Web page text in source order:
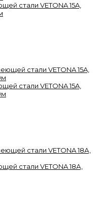
стали VETONA 15A,
стали VETONA 15A,
стали VETONA 18А,